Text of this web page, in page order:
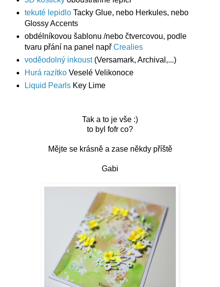
tekuté lepidloTacky Glue, nebo Herkules, nebo
Glossy Accents
obdélníkovou šablonu /nebo čtvercovou, podle
tvaru přání na panel napřCrealies
voděodolný inkoust(Versamark, Archival,...)
Hurá razítkoVeselé Velikonoce
Liquid PearlsKey Lime
Tak a to je vše :)
to byl fofr co?
Mějte se krásně a zase někdy příště
Gabi